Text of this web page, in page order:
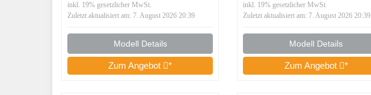
inkl. 19% gesetzlicher MwSt.
Zuletzt aktualisiert am: 7. August 2026 20:39
Modell Details
Zum Angebot *
inkl. 19% gesetzlicher MwSt.
Zuletzt aktualisiert am: 7. August 2026 20:39
Modell Details
Zum Angebot *